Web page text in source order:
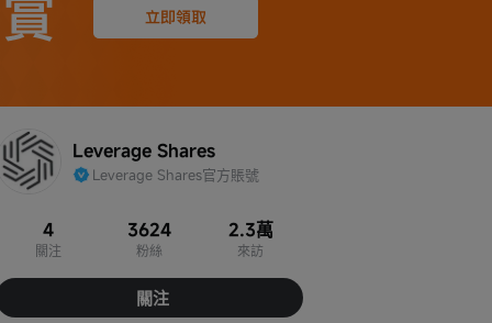
Leverage Shares
Leverage Shares官方賬號
4
關注
3624
粉絲
2.3萬
來訪
關注